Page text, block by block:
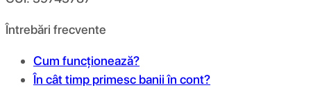
Întrebări frecvente
Cum funcționează?
În cât timp primesc banii în cont?